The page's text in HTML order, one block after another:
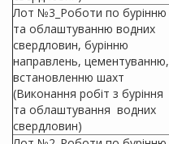
Лот №3_Роботи по бурінню
та облаштуванню водних
свердловин, бурінню
направлень, цементуванню,
встановленню шахт
(Виконання робіт з буріння
та облаштування водних
свердловин)